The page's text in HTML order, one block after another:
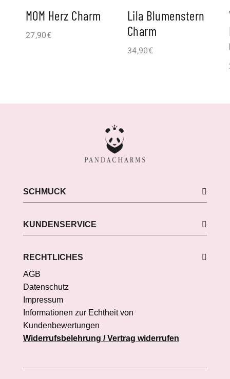
MOM Herz Charm
27,90€
Lila Blumenstern
Charm
34,90€
SCHMUCK
KUNDENSERVICE
RECHTLICHES
AGB
Datenschutz
Impressum
Informationen zur Echtheit von
Kundenbewertungen
Widerrufsbelehrung / Vertrag widerrufen